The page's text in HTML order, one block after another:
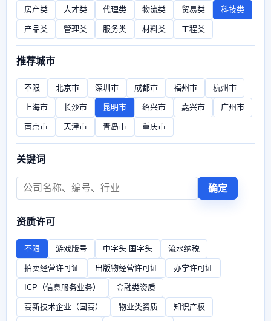
房产类 人才类 代理类 物流类 贸易类 科技类
产品类 管理类 服务类 材料类 工程类
推荐城市
不限 北京市 深圳市 成都市 福州市 杭州市
上海市 长沙市 昆明市 绍兴市 嘉兴市 广州市
南京市 天津市 青岛市 重庆市
关键词
确定
资质许可
不限 游戏版号 中字头-国字头 流水纳税
拍卖经营许可证 出版物经营许可证 办学许可证
ICP（信息服务业务） 金融类资质
高新技术企业（国高） 物业类资质 知识产权